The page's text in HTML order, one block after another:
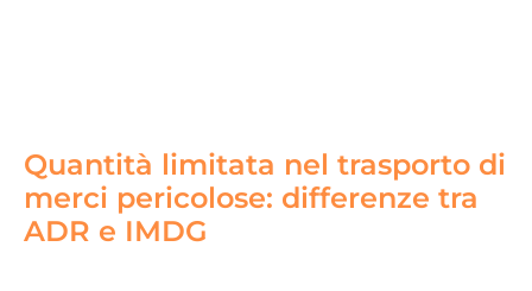
Quantità limitata nel trasporto di
merci pericolose: differenze tra
ADR e IMDG